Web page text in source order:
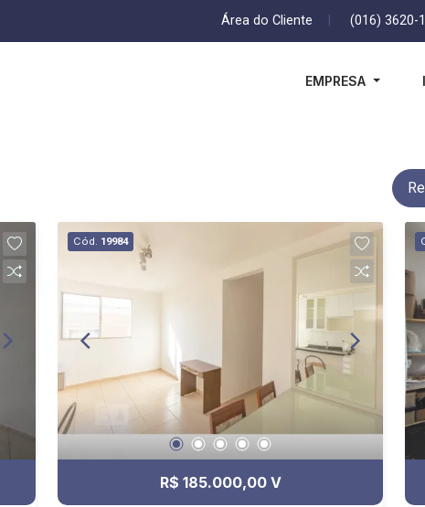
Área do Cliente (016) 3620-
EMPRESA
Cód. 19984
R$ 185.000,00 V